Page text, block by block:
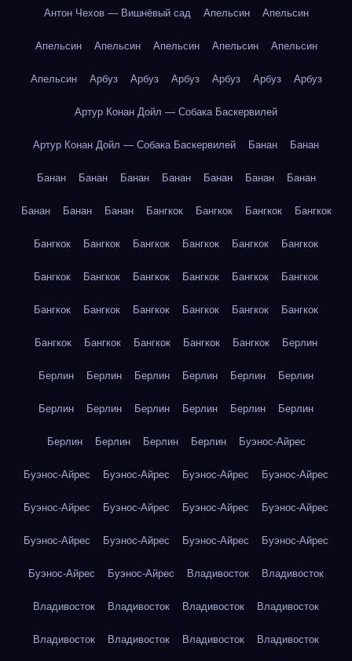
Антон Чехов — Вишнёвый сад Апельсин Апельсин
Апельсин Апельсин Апельсин Апельсин Апельсин
Апельсин Арбуз Арбуз Арбуз Арбуз Арбуз Арбуз
Артур Конан Дойл — Собака Баскервилей
Артур Конан Дойл — Собака Баскервилей Банан Банан
Банан Банан Банан Банан Банан Банан Банан
Банан Банан Банан Бангкок Бангкок Бангкок Бангкок
Бангкок Бангкок Бангкок Бангкок Бангкок Бангкок
Бангкок Бангкок Бангкок Бангкок Бангкок Бангкок
Бангкок Бангкок Бангкок Бангкок Бангкок Бангкок
Бангкок Бангкок Бангкок Бангкок Бангкок Берлин
Берлин Берлин Берлин Берлин Берлин Берлин
Берлин Берлин Берлин Берлин Берлин Берлин
Берлин Берлин Берлин Берлин Буэнос-Айрес
Буэнос-Айрес Буэнос-Айрес Буэнос-Айрес Буэнос-Айрес
Буэнос-Айрес Буэнос-Айрес Буэнос-Айрес Буэнос-Айрес
Буэнос-Айрес Буэнос-Айрес Буэнос-Айрес Буэнос-Айрес
Буэнос-Айрес Буэнос-Айрес Владивосток Владивосток
Владивосток Владивосток Владивосток Владивосток
Владивосток Владивосток Владивосток Владивосток